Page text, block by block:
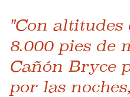
"Con
8.000 pies de
Cañón Bryce
por las